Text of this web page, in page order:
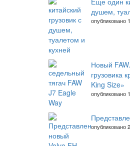
душем,
опубликовано
Новый
грузовика
King Size»
опубликовано
опубликовано